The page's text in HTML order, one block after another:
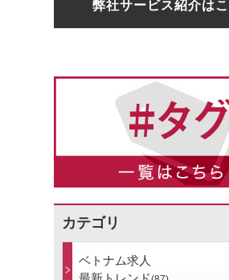
弊社サービス紹介は
カテゴリ
ベトナム求人